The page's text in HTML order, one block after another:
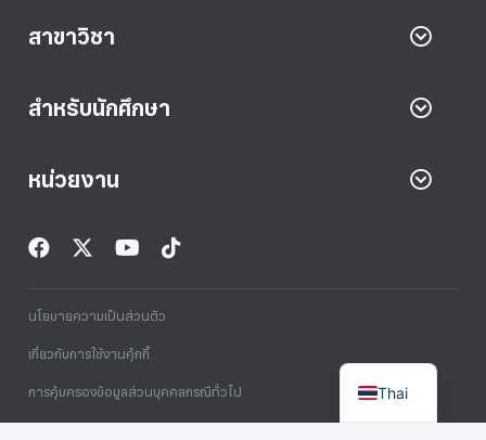
สาขาวิชา
สำหรับนักศึกษา
หน่วยงาน
นโยบายความเป็นส่วนตัว
เกี่ยวกับการใช้งานคุ้กกี้
การคุ้มครองข้อมูลส่วนบุคคลกรณีทั่วไป Thai